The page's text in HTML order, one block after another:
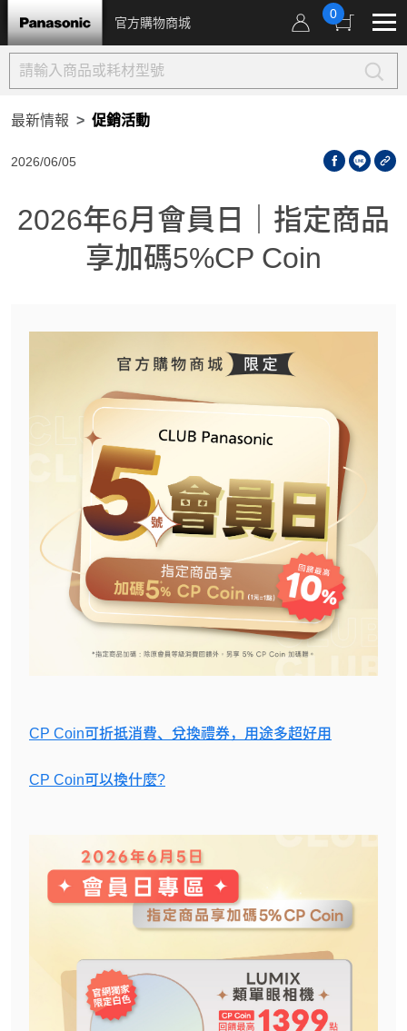
官方購物商城
0
最新情報 促銷活動
2026/06/05
2026年6月會員日｜指定商品
享加碼5%CP Coin
CP Coin可折抵消費、兌換禮券，用途多超好用
CP Coin可以換什麼?